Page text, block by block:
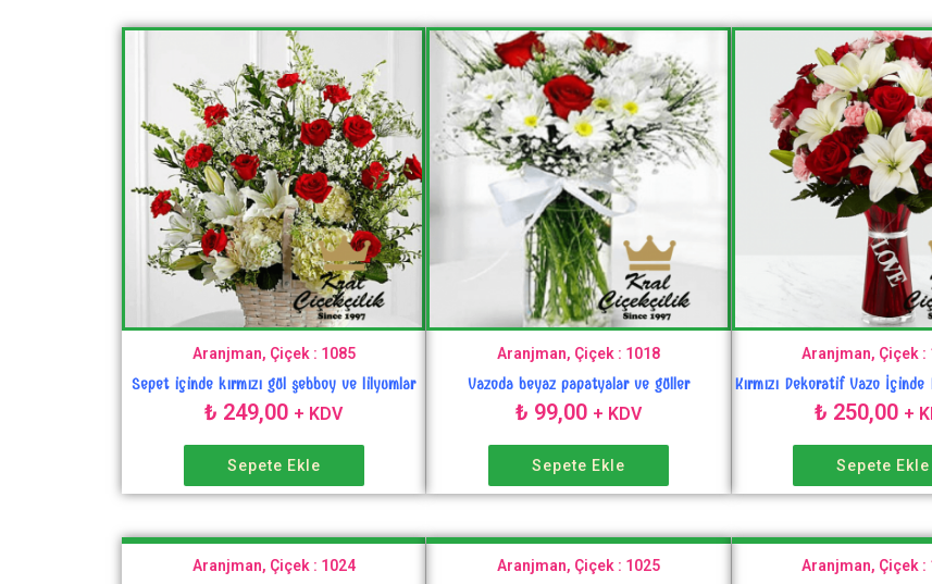
Aranjman, Çiçek : 1085
Sepet içinde kırmızı gül şebboy ve lilyumlar
₺ 249,00 + KDV
Sepete Ekle
Aranjman, Çiçek : 1018
Vazoda beyaz papatyalar ve güller
₺ 99,00 + KDV
Sepete Ekle
Aranjman, Çiçek :
Kırmızı Dekoratif Vazo
₺ 250,00 +
Sepete Ekle
Aranjman, Çiçek : 1024 Aranjman, Çiçek : 1025 Aranjman, Çiçek :